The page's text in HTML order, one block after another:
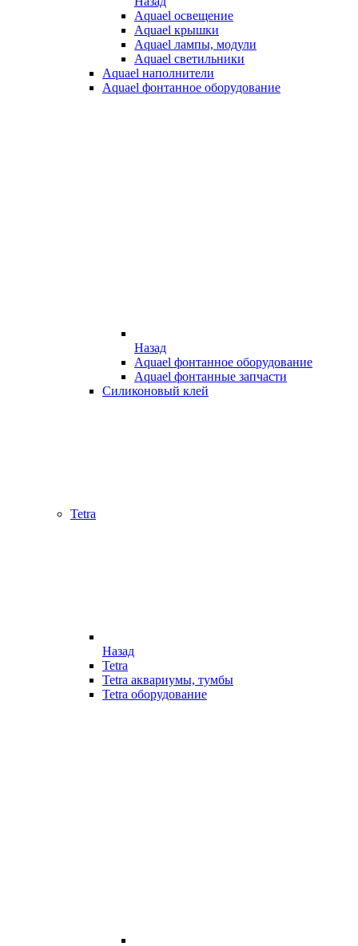
Aquael освещение
Aquael крышки
Aquael лампы, модули
Aquael светильники
Aquael наполнители
Aquael фонтанное оборудование
Назад
Aquael фонтанное оборудование
Aquael фонтанные запчасти
Силиконовый клей
Tetra
Назад
Tetra
Tetra аквариумы, тумбы
Tetra оборудование